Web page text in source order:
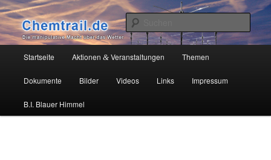
Zum
primären
Inhalt
springenChemtrail.de
Die manipulative Macht über das Wetter
Startseite Aktionen &Veranstaltungen Themen
Dokumente Bilder Videos Links Impressum
B.I. Blauer Himmel